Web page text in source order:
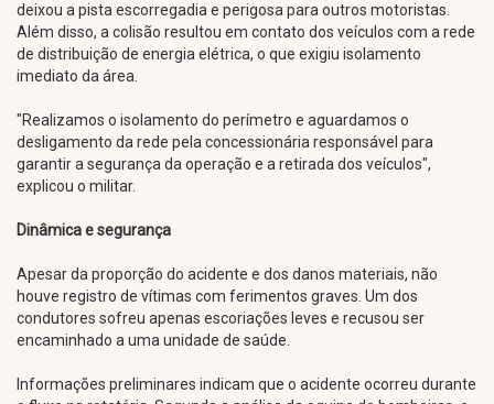
deixou a pista escorregadia e perigosa para outros motoristas.
Além disso, a colisão resultou em contato dos veículos com a rede
de distribuição de energia elétrica, o que exigiu isolamento
imediato da área.
"Realizamos o isolamento do perímetro e aguardamos o
desligamento da rede pela concessionária responsável para
garantir a segurança da operação e a retirada dos veículos",
explicou o militar.
Dinâmica e segurança
Apesar da proporção do acidente e dos danos materiais, não
houve registro de vítimas com ferimentos graves. Um dos
condutores sofreu apenas escoriações leves e recusou ser
encaminhado a uma unidade de saúde.
Informações preliminares indicam que o acidente ocorreu durante